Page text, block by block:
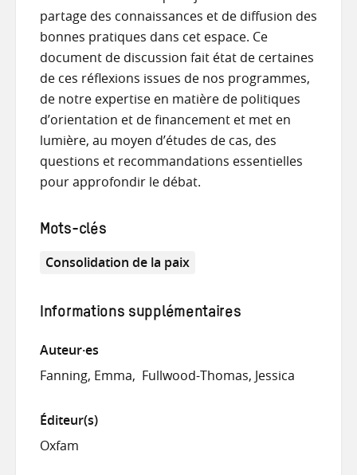
partage des connaissances et de diffusion des
bonnes pratiques dans cet espace. Ce
document de discussion fait état de certaines
de ces réflexions issues de nos programmes,
de notre expertise en matière de politiques
d’orientation et de financement et met en
lumière, au moyen d’études de cas, des
questions et recommandations essentielles
pour approfondir le débat.
Mots-clés
Consolidation de la paix
Informations supplémentaires
Auteur·es
Fanning, Emma
Fullwood-Thomas, Jessica
Éditeur(s)
Oxfam